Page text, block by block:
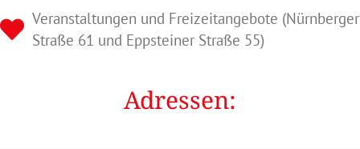
Veranstaltungen und Freizeitangebote (Nürnberger
Straße 61 und Eppsteiner Straße 55)
Adressen: